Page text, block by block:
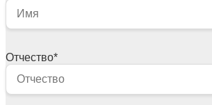
Отчество*